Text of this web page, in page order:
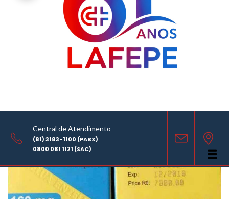
Central de Atendimento
(81) 3183-1100 (PABX)
0800 081 1121 (SAC)
Home Nota de esclarecimento